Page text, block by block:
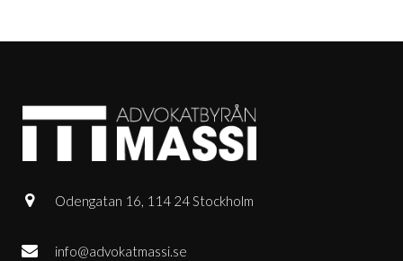
Odengatan 16, 114 24 Stockholm
info@advokatmassi.se